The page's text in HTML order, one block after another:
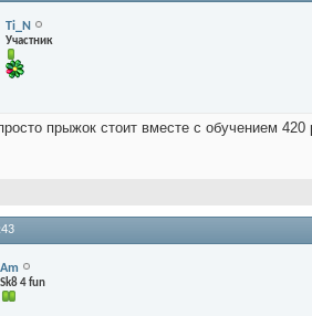
Ti_N
Участник
прыжок стоит вместе с обучением
Am
Sk8 4 fun